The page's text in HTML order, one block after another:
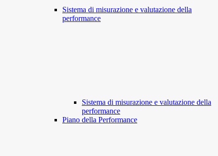
Sistema di misurazione e valutazione della
performance
Sistema di misurazione e valutazione della
performance
Piano della Performance